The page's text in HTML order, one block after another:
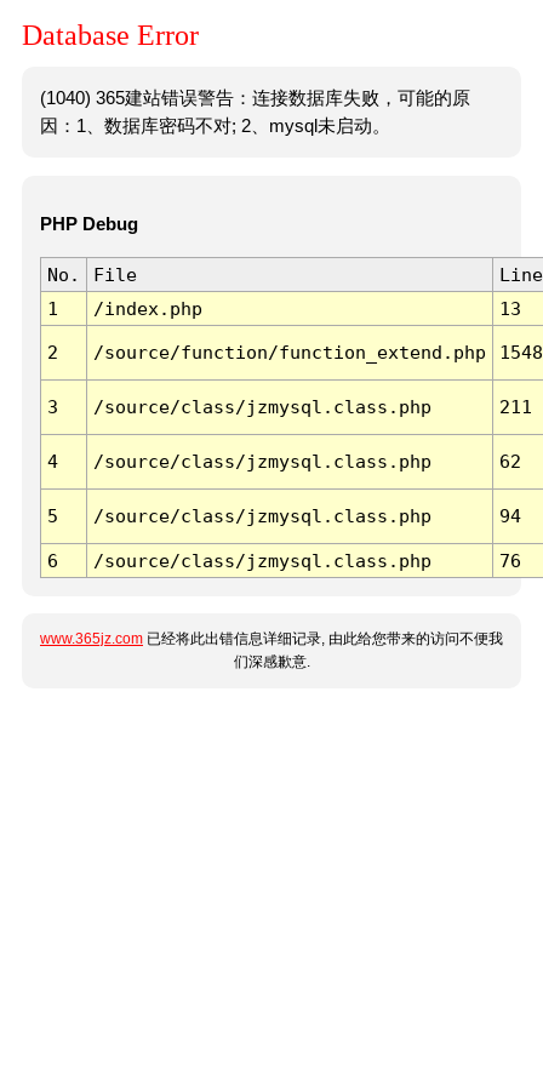
Database Error
(1040) 365建站错误警告：连接数据库失败，可能的原
因：1、数据库密码不对; 2、mysql未启动。
PHP Debug
No. File
Line
1
/index.php 13
2 /source/function/function_extend.php 1548
3 /source/class/jzmysql.class.php 211
4 /source/class/jzmysql.class.php 62
5 /source/class/jzmysql.class.php 94
6 /source/class/jzmysql.class.php 76
www.365jz.com 已经将此出错信息详细记录, 由此给您带来的访问不便我
们深感歉意.